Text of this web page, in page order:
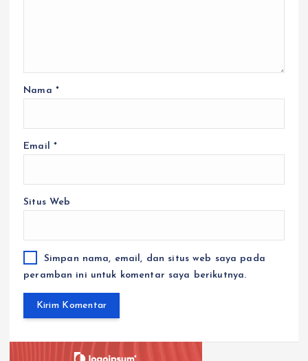
Nama *
Email *
Situs Web
Simpan nama, email, dan situs web saya pada
peramban ini untuk komentar saya berikutnya.